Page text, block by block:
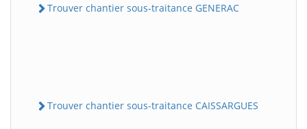
Trouver chantier sous-traitance GENERAC
Trouver chantier sous-traitance CAISSARGUES